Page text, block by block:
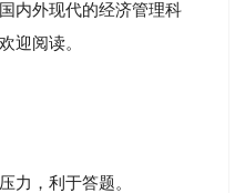
内外现代的经济管理科
迎阅读。
力，利于答题。